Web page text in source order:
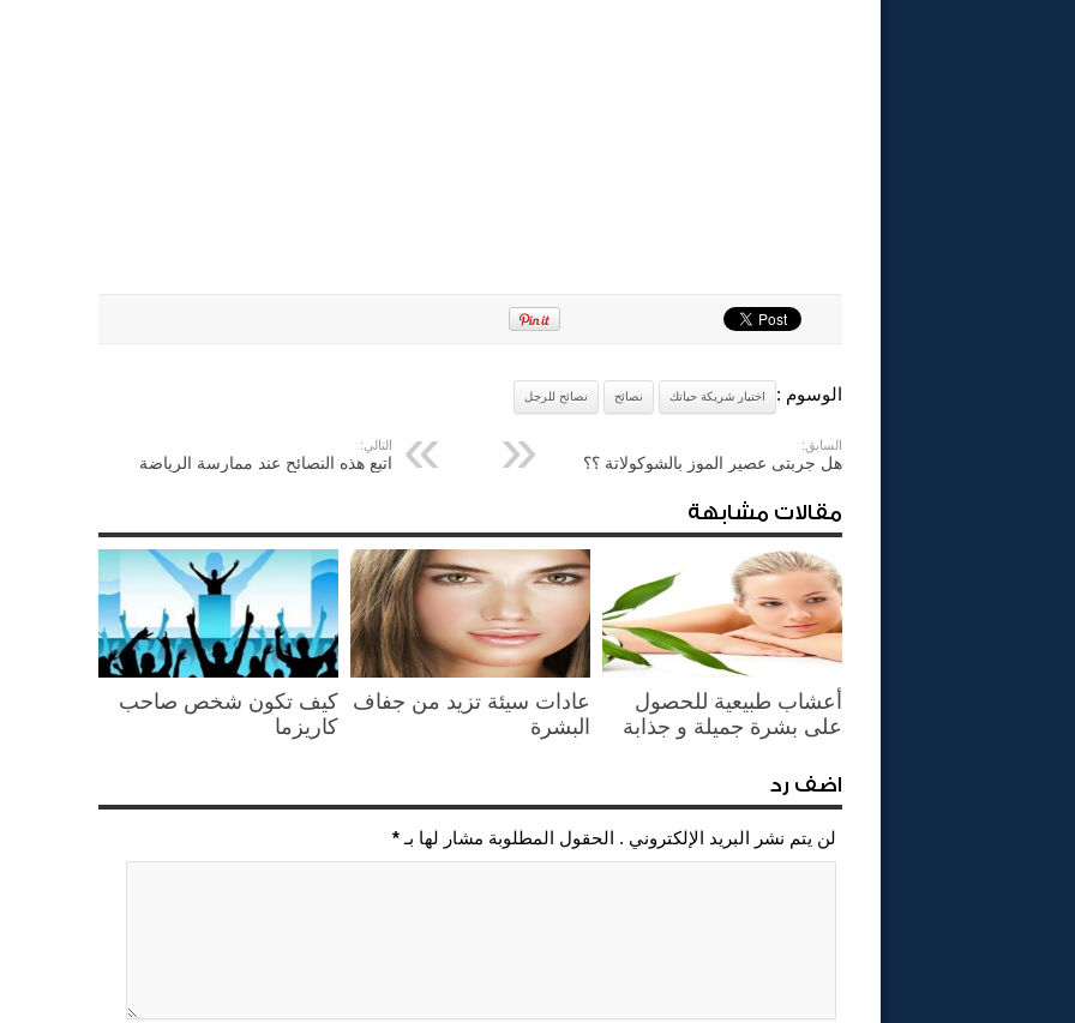
الوسوم : اختيار شريكة حياتك نصائح نصائح للرجل
السابق:
هل جربتى عصير الموز بالشوكولاتة ؟؟
التالي:
اتبع هذه النصائح عند ممارسة الرياضة
مقالات مشابهة
أعشاب طبيعية للحصول
على بشرة جميلة و جذابة
عادات سيئة تزيد من جفاف
البشرة
كيف تكون شخص صاحب
كاريزما
اضف رد
لن يتم نشر البريد الإلكتروني . الحقول المطلوبة مشار لها بـ*